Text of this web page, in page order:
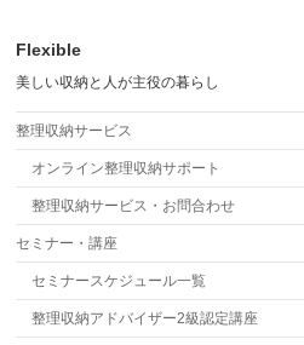
Flexible
美しい収納と人が主役の暮らし
整理収納サービス
オンライン整理収納サポート
整理収納サービス・お問合わせ
セミナー・講座
セミナースケジュール一覧
整理収納アドバイザー2級認定講座